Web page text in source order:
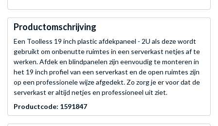
Productomschrijving
Een Toolless 19 inch plastic afdekpaneel - 2U als deze wordt
gebruikt om onbenutte ruimtes in een serverkast netjes af te
werken. Afdek en blindpanelen zijn eenvoudig te monteren in
het 19 inch profiel van een serverkast en de open ruimtes zijn
op een professionele wijze afgedekt. Zo zorg je er voor dat de
serverkast er altijd netjes en professioneel uit ziet.
Productcode: 1591847